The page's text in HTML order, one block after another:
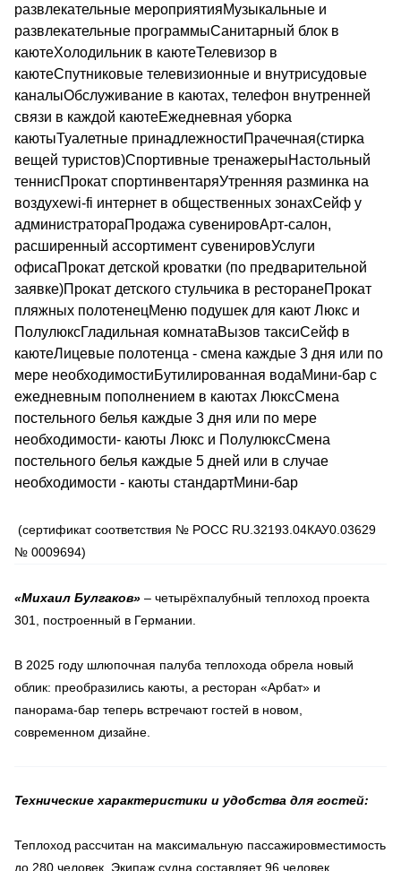
(сертификат соответствия № РОСС RU.32193.04КАУ0.03629
№ 0009694)
«Михаил Булгаков» – четырёхпалубный теплоход проекта
301, построенный в Германии.
В 2025 году шлюпочная палуба теплохода обрела новый
облик: преобразились каюты, а ресторан «Арбат» и
панорама-бар теперь встречают гостей в новом,
современном дизайне.
Технические характеристики и удобства для гостей:
Теплоход рассчитан на максимальную пассажировместимость
до 280 человек. Экипаж судна составляет 96 человек.
развлекательные мероприятияМузыкальные и
развлекательные программыСанитарный блок в
каютеХолодильник в каютеТелевизор в
каютеСпутниковые телевизионные и внутрисудовые
каналыОбслуживание в каютах, телефон внутренней
связи в каждой каютеЕжедневная уборка
каютыТуалетные принадлежностиПрачечная(стирка
вещей туристов)Спортивные тренажерыНастольный
теннисПрокат спортинвентаряУтренняя разминка на
воздухеwi-fi интернет в общественных зонахСейф у
администратораПродажа сувенировАрт-салон,
расширенный ассортимент сувенировУслуги
офисаПрокат детской кроватки (по предварительной
заявке)Прокат детского стульчика в ресторанеПрокат
пляжных полотенецМеню подушек для кают Люкс и
ПолулюксГладильная комнатаВызов таксиСейф в
каютеЛицевые полотенца - смена каждые 3 дня или по
мере необходимостиБутилированная водаМини-бар с
ежедневным пополнением в каютах ЛюксСмена
постельного белья каждые 3 дня или по мере
необходимости- каюты Люкс и ПолулюксСмена
постельного белья каждые 5 дней или в случае
необходимости - каюты стандартМини-бар